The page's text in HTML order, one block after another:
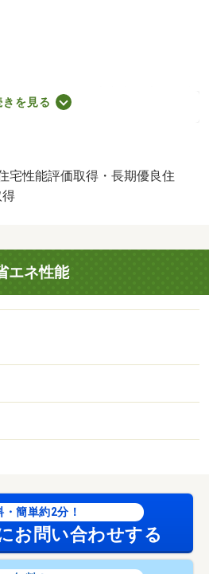
1,070m）、合志市立合志楓の森
（1,050m）
８ＳＨＣ１０９８０３号
きを見る
宅性能評価取得・長期優良住
エネ性能
・簡単約2分！
お問い合わせする